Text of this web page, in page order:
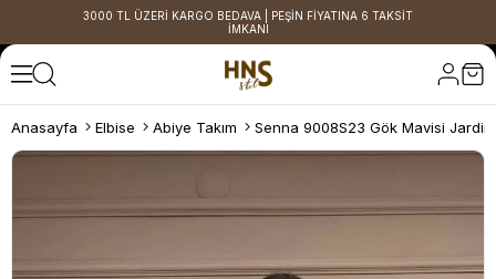
3000 TL ÜZERİ KARGO BEDAVA | PEŞİN FİYATINA 6 TAKSİT
İMKANI
Anasayfa Elbise Abiye Takım Senna 9008S23 Gök Mavisi Jardin